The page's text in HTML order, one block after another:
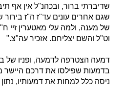
שדיברתי ברור, ובכהנ"ל אין אף
שגם אחרים עונים עד"ז ה"ז
של מענה, ולמה עלי מאטערין זיי
וט"ל והשם יצליחם. אזכיר עה"צ."
דמעה הצטרפה לדמעה, ופניו של
בדמעות שפילסו את דרכם היישר
ניסה כלל למחות את דמעותיו,